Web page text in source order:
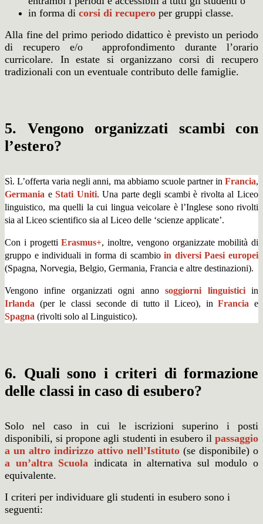
in forma di corsi di recupero per gruppi classe.
Alla fine del primo periodo didattico è previsto un periodo
di recupero e/o approfondimento durante l’orario
curricolare. In estate si organizzano corsi di recupero
tradizionali con un eventuale contributo delle famiglie.
5. Vengono organizzati scambi con
l’estero?
Sì. L’offerta varia negli anni, ma abbiamo scuole partner in Francia,
Germania eStati Uniti. Una parte degli scambi è rivolta al Liceo
linguistico, ma quelli la cui lingua veicolare è l’Inglese sono rivolti
sia al Liceo scientifico sia al Liceo delle ‘scienze applicate’.
Con i progettiErasmus+, inoltre, vengono organizzate mobilità di
gruppo e individuali in forma di scambioin diversi Paesi europei
(Spagna, Norvegia, Belgio, Germania, Francia e altre destinazioni).
Vengono infine organizzati ogni annosoggiorni linguisticiin
Irlanda (per le classi seconde di tutto il Liceo), inFrancia e
Spagna (rivolti solo al Linguistico).
6. Quali sono i criteri di formazione
delle classi in caso di esubero?
Solo nel caso in cui le iscrizioni superino i posti
disponibili, si propone agli studenti in esubero il passaggio
a un altro indirizzo attivo nell’Istituto (se disponibile) o
a un’altra Scuola indicata in alternativa sul modulo o
equivalente.
I criteri per individuare gli studenti in esubero sono i
seguenti: